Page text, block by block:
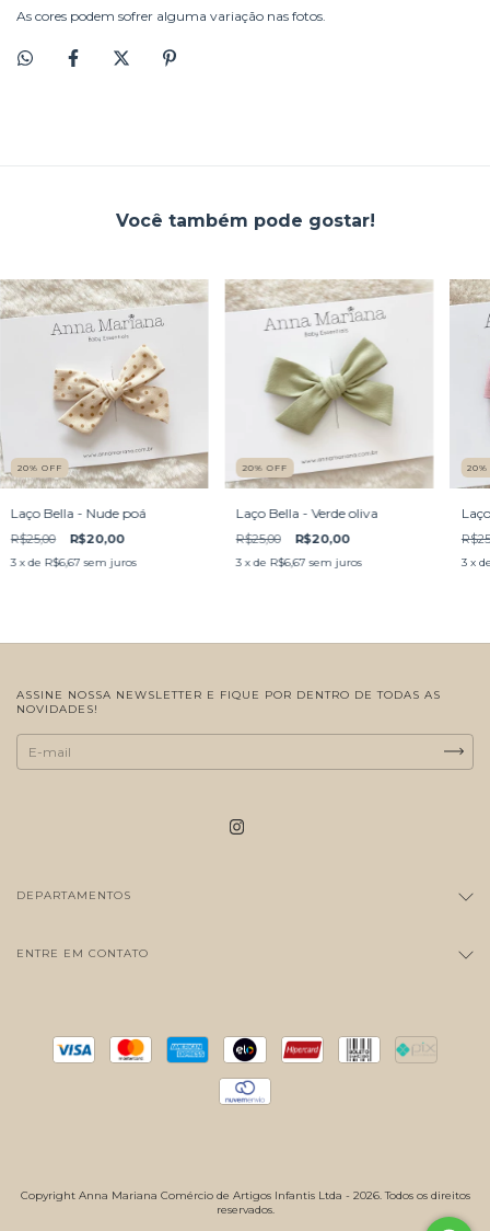
As cores podem sofrer alguma variação nas fotos.
Você também pode gostar!
20% OFF
Laço Bella - Nude poá
R$25,00 R$20,00
3 x de R$6,67 sem juros
20%OFF
Laço Bella - Verde oliva
R$25,00 R$20,00
3 x de R$6,67 sem juros
20
3 x
ASSINE NOSSA NEWSLETTER E FIQUE POR DENTRO DE TODAS AS
NOVIDADES!
DEPARTAMENTOS
ENTRE EM CONTATO
Copyright Anna Mariana Comércio de Artigos Infantis Ltda - 2026. Todos os direitos
reservados.